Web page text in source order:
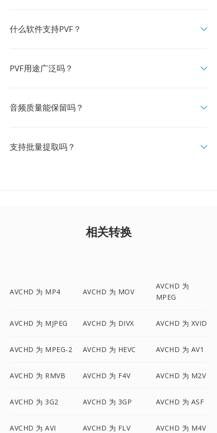
什么软件支持PVF？
PVF用途广泛吗？
音频质量能保留吗？
支持批量提取吗？
相关转换
AVCHD 为 MP4 AVCHD 为 MOV
AVCHD 为
MPEG
AVCHD 为 MJPEG AVCHD 为 DIVX AVCHD 为 XVID
AVCHD 为 MPEG-2 AVCHD 为 HEVC AVCHD 为 AV1
AVCHD 为 RMVB AVCHD 为 F4V AVCHD 为 M2V
AVCHD 为 3G2 AVCHD 为 3GP AVCHD 为 ASF
AVCHD 为 AVI AVCHD 为 FLV AVCHD 为 M4V